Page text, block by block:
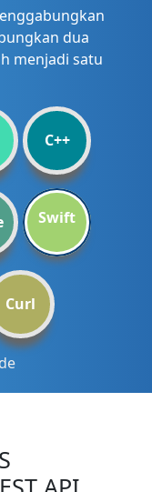
dua
menjadi satu
C++
Swift
Curl